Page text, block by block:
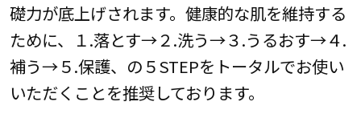
礎力が底上げされます。健康的な肌を維持する
ために、１.落とす→２.洗う→３.うるおす→４.
補う→５.保護、の５STEPをトータルでお使い
いただくことを推奨しております。